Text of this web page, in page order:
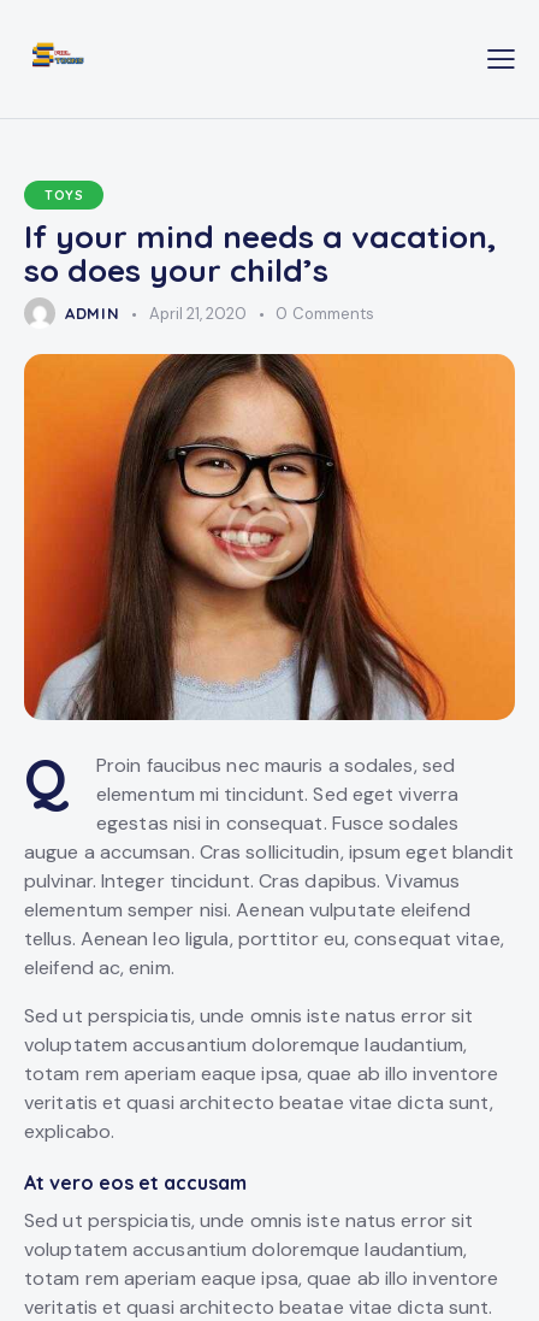
TOYS
If your mind needs a vacation,
so does your child’s
ADMIN April 21, 2020 0 Comments
Q
Proin faucibus nec mauris a sodales, sed
elementum mi tincidunt. Sed eget viverra
egestas nisi in consequat. Fusce sodales
augue a accumsan. Cras sollicitudin, ipsum eget blandit
pulvinar. Integer tincidunt. Cras dapibus. Vivamus
elementum semper nisi. Aenean vulputate eleifend
tellus. Aenean leo ligula, porttitor eu, consequat vitae,
eleifend ac, enim.
Sed ut perspiciatis, unde omnis iste natus error sit
voluptatem accusantium doloremque laudantium,
totam rem aperiam eaque ipsa, quae ab illo inventore
veritatis et quasi architecto beatae vitae dicta sunt,
explicabo.
At vero eos et accusam
Sed ut perspiciatis, unde omnis iste natus error sit
voluptatem accusantium doloremque laudantium,
totam rem aperiam eaque ipsa, quae ab illo inventore
veritatis et quasi architecto beatae vitae dicta sunt.